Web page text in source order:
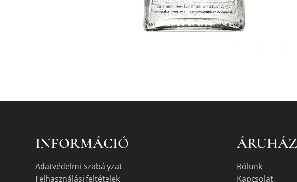
INFORMÁCIÓ
Adatvédelmi Szabályzat
Felhasználási feltételek
ÁRUHÁZ
Rólunk
Kapcsolat